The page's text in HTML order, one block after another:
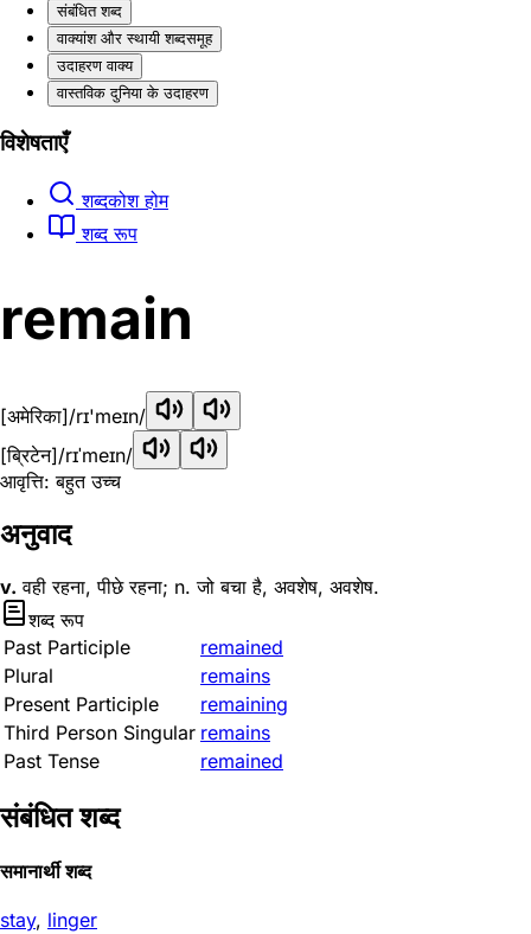
संबंधित शब्द
वाक्यांश और स्थायी शब्दसमूह
उदाहरण वाक्य
वास्तविक दुनिया के उदाहरण
विशेषताएँ
शब्दकोश होम
शब्द रूप
remain
[अमेरिका]/rɪ'meɪn/
[ब्रिटेन]/rɪˈmeɪn/
आवृत्ति: बहुत उच्च
अनुवाद
v. वही रहना, पीछे रहना; n. जो बचा है, अवशेष, अवशेष.
शब्द रूप
Past Participle
remained
Plural
remains
Present Participle
remaining
Third Person Singular remains
Past Tense
remained
संबंधित शब्द
समानार्थी शब्द
stay, linger